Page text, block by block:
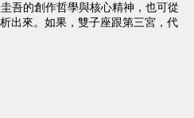
吾的創作哲學與核心精神，也可從
出來。如果，雙子座跟第三宮，代